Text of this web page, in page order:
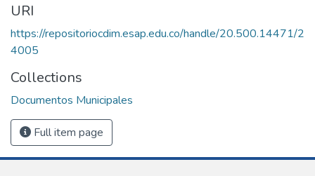
URI
https://repositoriocdim.esap.edu.co/handle/20.500.14471/2
4005
Collections
Documentos Municipales
Full item page